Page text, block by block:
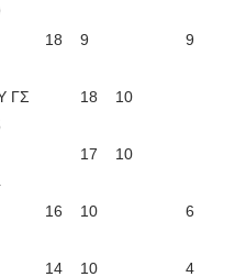
18 9
9
ΓΣ 18
10
17
10
16 10
6
14 10
4